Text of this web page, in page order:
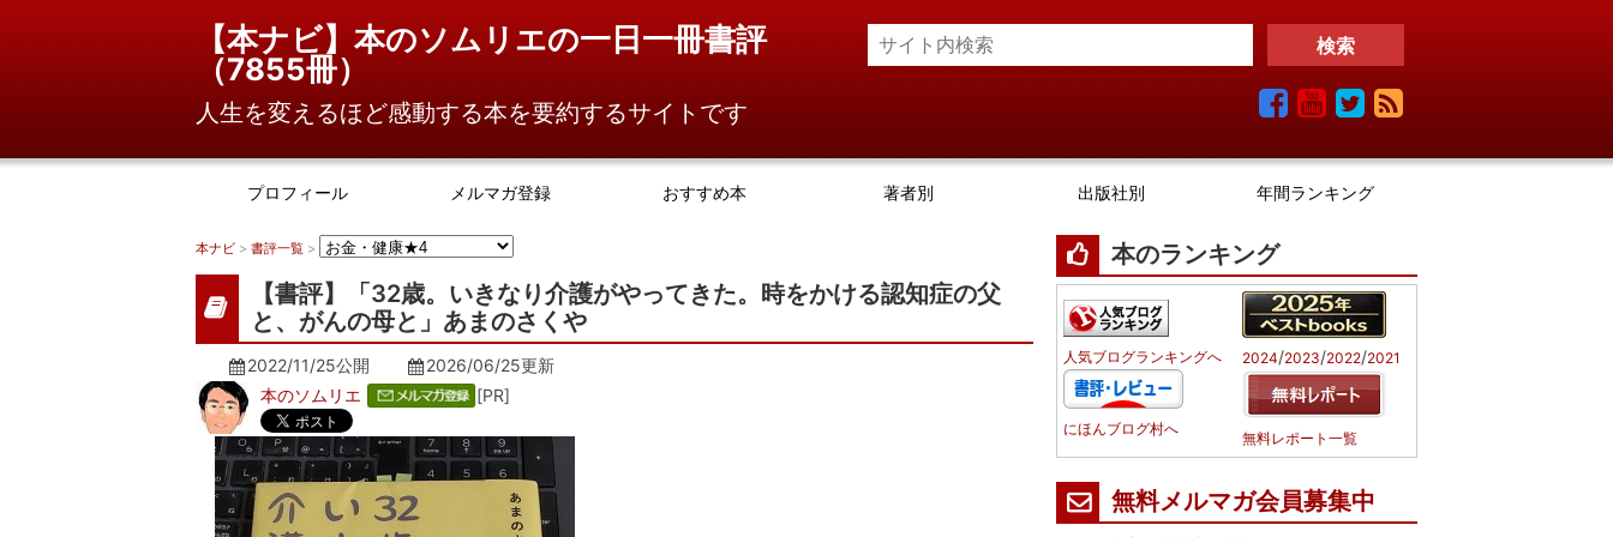
【本ナビ】本のソムリエの一日一冊書評
（7855冊）
人生を変えるほど感動する本を要約するサイトです
プロフィール メルマガ登録 おすすめ本 著者別 出版社別 年間ランキング
本ナビ > 書評一覧 >
【書評】「32歳。いきなり介護がやってきた。時をかける認知症の父
と、がんの母と」あまのさくや
2022/11/25公開 2026/06/25更新
本のソムリエ
[PR]
本のランキング
人気ブログランキングへ
にほんブログ村へ
2024/2023/2022/2021
無料レポート一覧
無料メルマガ会員募集中